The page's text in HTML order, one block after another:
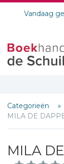
Vandaag
Categorieën
MILA DE
MILA